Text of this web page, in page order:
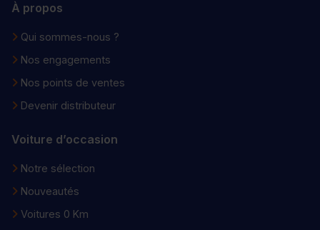
À propos
Qui sommes-nous ?
Nos engagements
Nos points de ventes
Devenir distributeur
Voiture d’occasion
Notre sélection
Nouveautés
Voitures 0 Km